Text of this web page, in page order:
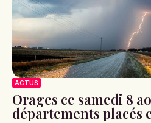
ACTUS
Orages ce samedi 8
départements placés